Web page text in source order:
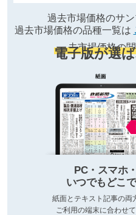
過去市場価格のサ
過去市場価格の品種一覧は
去市場価格の
電子版が選
PC・スマホ
いつでもどこ
紙面とテキスト記事の両
ご利用の端末に合わせ